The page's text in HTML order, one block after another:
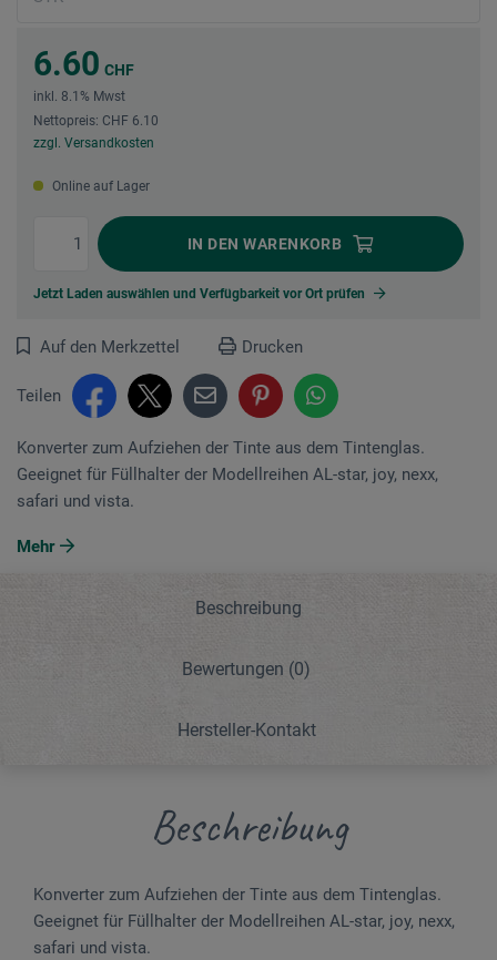
6.60 CHF
inkl. 8.1% Mwst
Nettopreis: CHF 6.10
zzgl. Versandkosten
Online auf Lager
IN DEN WARENKORB
Jetzt Laden auswählen und Verfügbarkeit vor Ort prüfen
Auf den Merkzettel Drucken
Teilen
Konverter zum Aufziehen der Tinte aus dem Tintenglas.
Geeignet für Füllhalter der Modellreihen AL-star, joy, nexx,
safari und vista.
Mehr
Beschreibung
Bewertungen (0)
Hersteller-Kontakt
Beschreibung
Konverter zum Aufziehen der Tinte aus dem Tintenglas.
Geeignet für Füllhalter der Modellreihen AL-star, joy, nexx,
safari und vista.